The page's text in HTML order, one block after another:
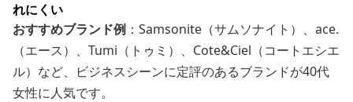
れにくい
おすすめブランド例 ：Samsonite（サムソナイト）、ace.
（エース）、Tumi（トゥミ）、Cote&Ciel（コートエシエ
ル）など、ビジネスシーンに定評のあるブランドが40代
女性に人気です。